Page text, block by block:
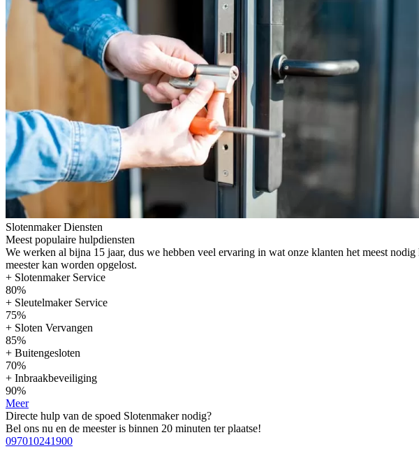
Slotenmaker Diensten
Meest populaire hulpdiensten
We werken al bijna 15 jaar, dus we hebben veel ervaring in wat onze klanten het meest
meester kan worden opgelost.
+ Slotenmaker Service
80%
+ Sleutelmaker Service
75%
+ Sloten Vervangen
85%
+ Buitengesloten
70%
+ Inbraakbeveiliging
90%
Meer
Directe hulp van de spoed Slotenmaker nodig?
Bel ons nu en de meester is binnen 20 minuten ter plaatse!
097010241900